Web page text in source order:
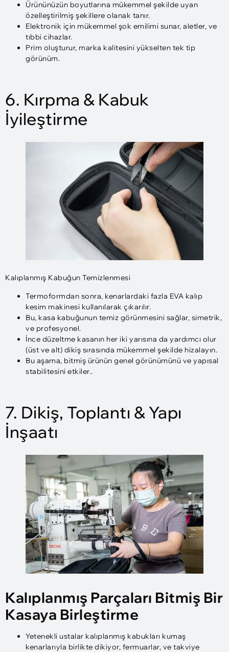
Ürününüzün boyutlarına mükemmel şekilde uyan
özelleştirilmiş şekillere olanak tanır.
Elektronik için mükemmel şok emilimi sunar, aletler, ve
tıbbi cihazlar.
Prim oluşturur, marka kalitesini yükselten tek tip
görünüm.
6. Kırpma & Kabuk
İyileştirme
Kalıplanmış Kabuğun Temizlenmesi
Termoformdan sonra, kenarlardaki fazla EVA kalıp
kesim makinesi kullanılarak çıkarılır.
Bu, kasa kabuğunun temiz görünmesini sağlar, simetrik,
ve profesyonel.
İnce düzeltme kasanın her iki yarısına da yardımcı olur
(üst ve alt) dikiş sırasında mükemmel şekilde hizalayın.
Bu aşama, bitmiş ürünün genel görünümünü ve yapısal
stabilitesini etkiler..
7. Dikiş, Toplantı & Yapı
İnşaatı
Kalıplanmış Parçaları Bitmiş Bir
Kasaya Birleştirme
Yetenekli ustalar kalıplanmış kabukları kumaş
kenarlarıyla birlikte dikiyor, fermuarlar, ve takviye